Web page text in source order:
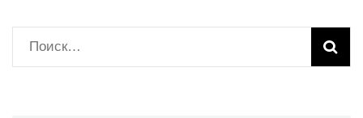
Найти: